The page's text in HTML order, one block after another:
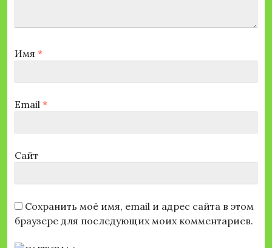
Имя *
Email *
Сайт
Сохранить моё имя, email и адрес сайта в этом
браузере для последующих моих комментариев.